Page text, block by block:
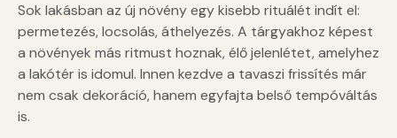
Sok lakásban az új növény egy kisebb rituálét indít el:
permetezés, locsolás, áthelyezés. A tárgyakhoz képest
a növények más ritmust hoznak, élő jelenlétet, amelyhez
a lakótér is idomul. Innen kezdve a tavaszi frissítés már
nem csak dekoráció, hanem egyfajta belső tempóváltás
is.